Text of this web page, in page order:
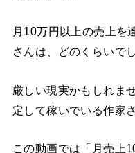
月10万円以上の売上を
さんは、どのくらいで
厳しい現実かもしれま
定して稼いでいる作家
この動画では「月売上